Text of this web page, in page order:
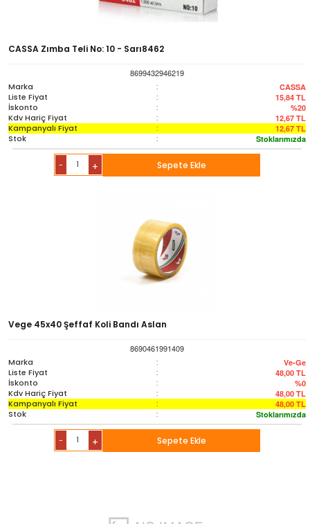
CASSA Zımba Teli No: 10 - Sarı8462
8699432946219
Marka
: CASSA
Liste Fiyat : 15,84 TL
İskonto : %20
Kdv Hariç Fiyat : 12,67 TL
Kampanyalı Fiyat : 12,67 TL
Stok : Stoklarımızda
- + Sepete Ekle
Vege 45x40 Şeffaf Koli Bandı Aslan
8690461991409
Marka
: Ve-Ge
Liste Fiyat : 48,00 TL
İskonto : %0
Kdv Hariç Fiyat : 48,00 TL
Kampanyalı Fiyat : 48,00 TL
Stok : Stoklarımızda
- + Sepete Ekle